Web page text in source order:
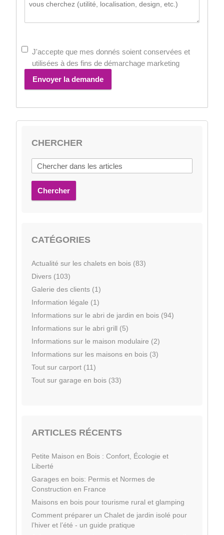
J'accepte que mes donnés soient conservées et
utilisées à des fins de démarchage marketing
Envoyer la demande
CHERCHER
Chercher
CATÉGORIES
Actualité sur les chalets en bois (83)
Divers (103)
Galerie des clients (1)
Information légale (1)
Informations sur le abri de jardin en bois (94)
Informations sur le abri grill (5)
Informations sur le maison modulaire (2)
Informations sur les maisons en bois (3)
Tout sur carport (11)
Tout sur garage en bois (33)
ARTICLES RÉCENTS
Petite Maison en Bois : Confort, Écologie et
Liberté
Garages en bois: Permis et Normes de
Construction en France
Maisons en bois pour tourisme rural et glamping
Comment préparer un Chalet de jardin isolé pour
l’hiver et l’été - un guide pratique